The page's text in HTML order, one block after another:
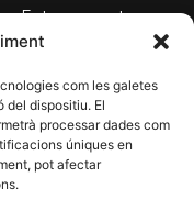
com les galetes
del dispositiu. El
processar dades com
úniques en
pot afectar
Entrenaments
Contacte